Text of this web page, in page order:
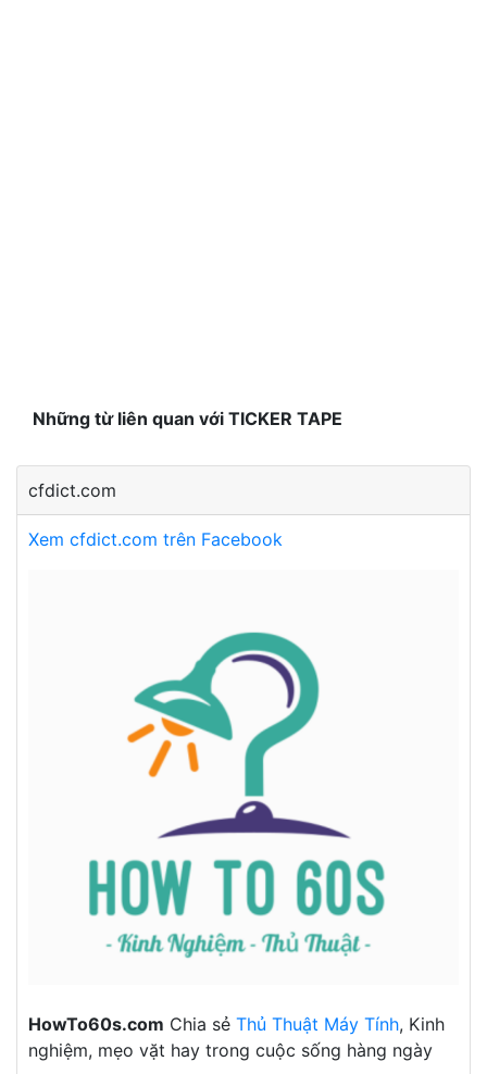
Những từ liên quan với TICKER TAPE
cfdict.com
Xem cfdict.com trên Facebook
HowTo60s.com Chia sẻ Thủ Thuật Máy Tính, Kinh
nghiệm, mẹo vặt hay trong cuộc sống hàng ngày